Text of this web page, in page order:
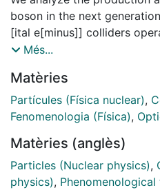
boson in the next
[ital e[minus]] colliders
[gamma] mode. In
[gamma][r arrow][ital
generated via the laser
while the other is radiated
important mechanism for
500 GeV [ital e][gamma]
H]][approx gt]140 GeV. We
Més...
Matèries
Partícules (Física nuclear),
Fenomenologia (Física),
Matèries (anglès)
Particles (Nuclear physics),
physics),